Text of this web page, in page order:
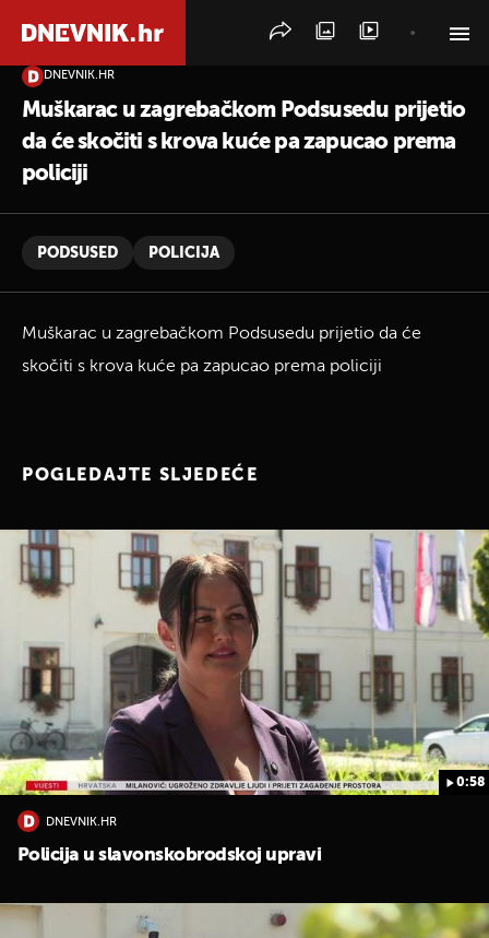
DNEVNIK.HR
Muškarac u zagrebačkom Podsusedu prijetio
da će skočiti s krova kuće pa zapucao prema
policiji
PODSUSED POLICIJA
Muškarac u zagrebačkom Podsusedu prijetio da će
skočiti s krova kuće pa zapucao prema policiji
POGLEDAJTE SLJEDEĆE
0:58
DNEVNIK.HR
Policija u slavonskobrodskoj upravi
PRETRAŽITE VIJESTI